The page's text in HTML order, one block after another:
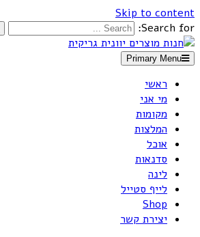
Skip to content
Search for:
חנות מוצרים יוונית
Primary Menu
ראשי
מי אני
מקומות
המלצות
אוכל
סדנאות
לינה
לייף סטייל
Shop
יצירת קשר